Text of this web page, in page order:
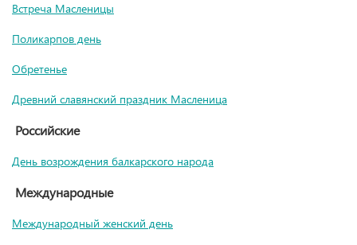
Встреча Масленицы
Поликарпов день
Обретенье
Древний славянский праздник Масленица
Российские
День возрождения балкарского народа
Международные
Международный женский день